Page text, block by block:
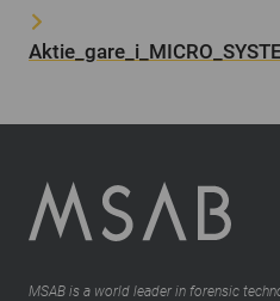
MSAB is a world leader in forensic